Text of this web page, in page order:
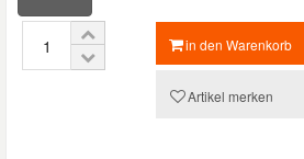
in den Warenkorb
Artikel merken